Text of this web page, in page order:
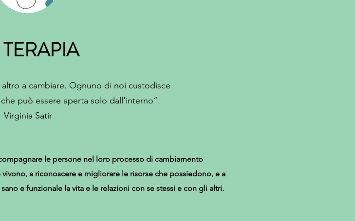
a cambiare. Ognuno di noi custodisce
può essere aperta solo dall'interno”.
Virginia Satir
le persone nel loro processo di cambiamento
a riconoscere e migliorare le risorse che possiedono, e a
e funzionale la vita e le relazioni con se stessi e con gli altri.